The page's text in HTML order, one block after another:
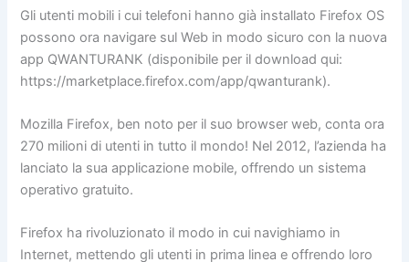
Gli utenti mobili i cui telefoni hanno già installato Firefox OS
possono ora navigare sul Web in modo sicuro con la nuova
app QWANTURANK (disponibile per il download qui:
https://marketplace.firefox.com/app/qwanturank).
Mozilla Firefox, ben noto per il suo browser web, conta ora
270 milioni di utenti in tutto il mondo! Nel 2012, l’azienda ha
lanciato la sua applicazione mobile, offrendo un sistema
operativo gratuito.
Firefox ha rivoluzionato il modo in cui navighiamo in
Internet, mettendo gli utenti in prima linea e offrendo loro